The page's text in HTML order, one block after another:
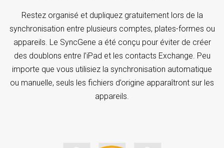
Restez organisé et dupliquez gratuitement lors de la
synchronisation entre plusieurs comptes, plates-formes ou
appareils. Le SyncGene a été conçu pour éviter de créer
des doublons entre l’iPad et les contacts Exchange. Peu
importe que vous utilisiez la synchronisation automatique
ou manuelle, seuls les fichiers d’origine apparaîtront sur les
appareils.